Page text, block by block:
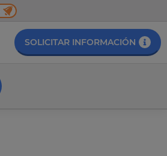
SOLICITAR INFORMACIÓN